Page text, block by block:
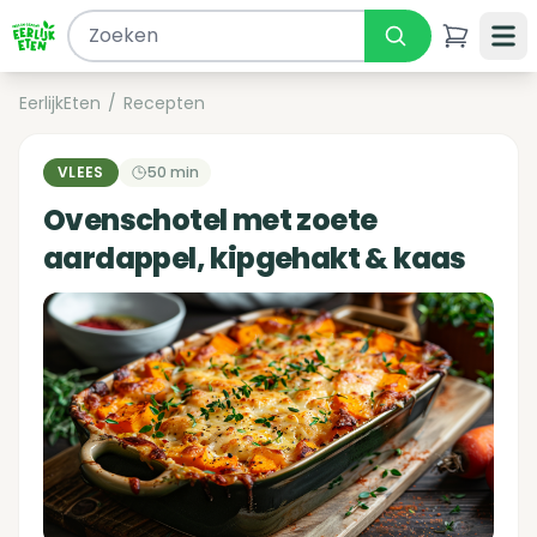
EerlijkEten / Recepten
VLEES 50 min
Ovenschotel met zoete
aardappel, kipgehakt & kaas